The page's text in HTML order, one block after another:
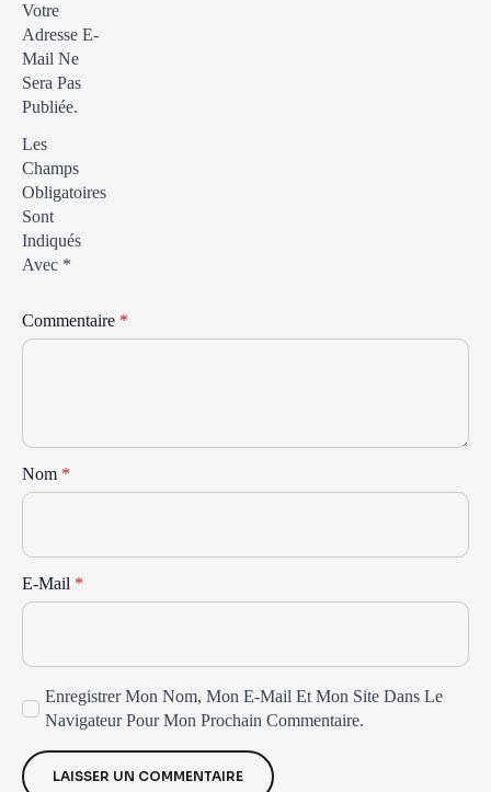
Votre
Adresse E-
Mail Ne
Sera Pas
Publiée.
Les
Champs
Obligatoires
Sont
Indiqués
Avec *
Commentaire *
Nom *
E-Mail *
Enregistrer Mon Nom, Mon E-Mail Et Mon Site Dans Le
Navigateur Pour Mon Prochain Commentaire.